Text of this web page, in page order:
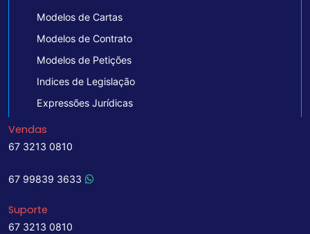
Modelos de Cartas
Modelos de Contrato
Modelos de Petições
Indices de Legislação
Expressões Jurídicas
Vendas
67 3213 0810
67 99839 3633
Suporte
67 3213 0810